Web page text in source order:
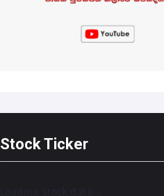
Stock Ticker
Loading stock data...